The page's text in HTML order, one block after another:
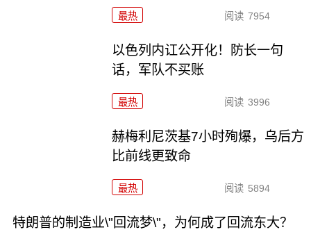
最热 阅读 7954
以色列内讧公开化！防长一句
话，军队不买账
最热 阅读 3996
赫梅利尼茨基7小时殉爆，乌后方
比前线更致命
最热 阅读 5894
特朗普的制造业\"回流梦\"，为何成了回流东大？